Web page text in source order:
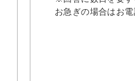
お急ぎの場合はお